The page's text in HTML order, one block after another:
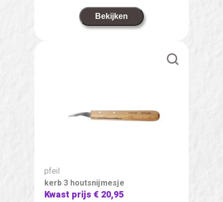
Bekijken
pfeil
kerb 3 houtsnijmesje
Kwast prijs€ 20,95